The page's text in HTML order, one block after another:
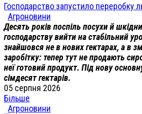
Господарство запустило переробку
Агроновини
Десять років поспіль посухи й
господарству вийти на стабільний
знайшовся не в нових гектарах, а в
заробітку: тепер тут не продають
неї готовий продукт. Під нову
сімдесят гектарів.
05 серпня 2026
Більше
Агроновини